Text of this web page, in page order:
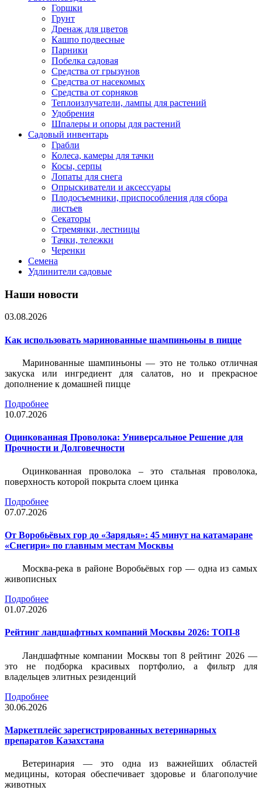
Горшки
Грунт
Дренаж для цветов
Кашпо подвесные
Парники
Побелка садовая
Средства от грызунов
Средства от насекомых
Средства от сорняков
Теплоизлучатели, лампы для растений
Удобрения
Шпалеры и опоры для растений
Садовый инвентарь
Грабли
Колеса, камеры для тачки
Косы, серпы
Лопаты для снега
Опрыскиватели и аксессуары
Плодосъемники, приспособления для сбора
листьев
Секаторы
Стремянки, лестницы
Тачки, тележки
Черенки
Семена
Удлинители садовые
Наши новости
03.08.2026
Как использовать маринованные шампиньоны в пицце
Маринованные шампиньоны — это не только отличная
закуска или ингредиент для салатов, но и прекрасное
дополнение к домашней пицце
Подробнее
10.07.2026
Оцинкованная Проволока: Универсальное Решение для
Прочности и Долговечности
Оцинкованная проволока – это стальная проволока,
поверхность которой покрыта слоем цинка
Подробнее
07.07.2026
От Воробьёвых гор до «Зарядья»: 45 минут на катамаране
«Снегири» по главным местам Москвы
Москва-река в районе Воробьёвых гор — одна из самых
живописных
Подробнее
01.07.2026
Рейтинг ландшафтных компаний Москвы 2026: ТОП-8
Ландшафтные компании Москвы топ 8 рейтинг 2026 —
это не подборка красивых портфолио, а фильтр для
владельцев элитных резиденций
Подробнее
30.06.2026
Маркетплейс зарегистрированных ветеринарных
препаратов Казахстана
Ветеринария — это одна из важнейших областей
медицины, которая обеспечивает здоровье и благополучие
животных